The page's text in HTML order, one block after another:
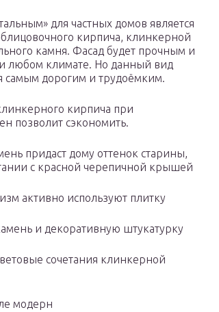
для частных домов является
кирпича, клинкерной
камня. Фасад будет прочным и
любом климате. Но данный вид
самым дорогим и трудоёмким.
кирпича при
позволит сэкономить.
придаст дому оттенок старины,
с красной черепичной крышей
активно используют плитку
и декоративную штукатурку
сочетания клинкерной
модерн